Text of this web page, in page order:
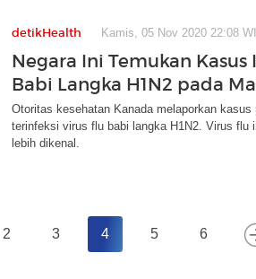
detikHealth Kamis, 05 Nov 2020 22:08
Negara Ini Temukan Kasus
Babi Langka H1N2 pada
Otoritas kesehatan Kanada melaporkan
terinfeksi virus flu babi langka H1N2. Virus flu
lebih dikenal.
2 3 4 5 6